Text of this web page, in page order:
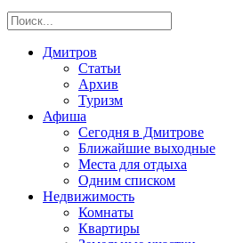
Дмитров
Статьи
Архив
Туризм
Афиша
Сегодня в Дмитрове
Ближайшие выходные
Места для отдыха
Одним списком
Недвижимость
Комнаты
Квартиры